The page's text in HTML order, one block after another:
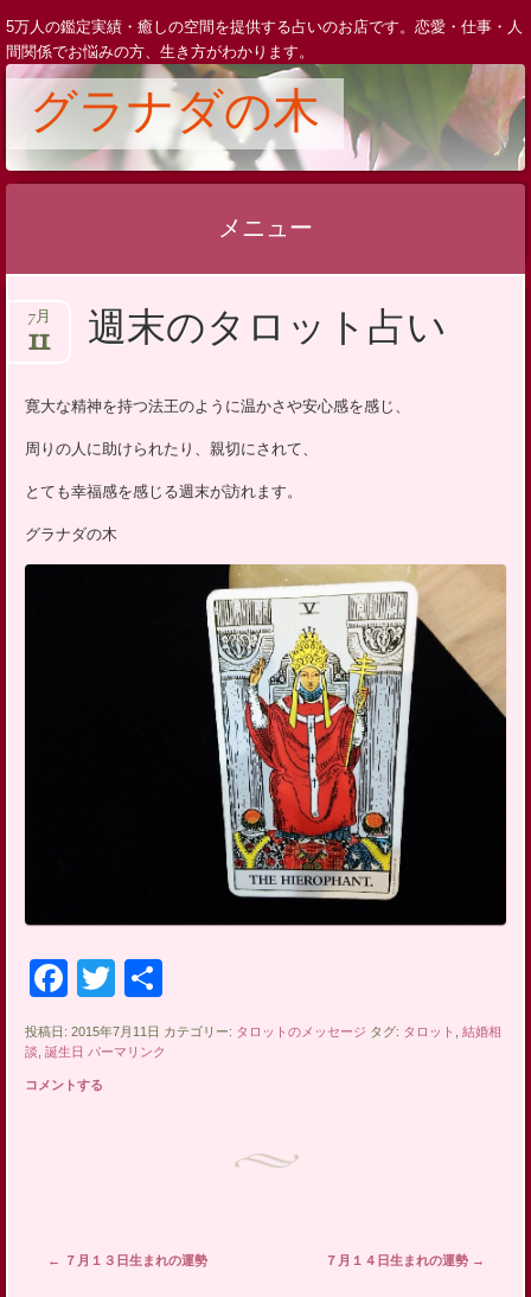
5万人の鑑定実績・癒しの空間を提供する占いのお店です。恋愛・仕事・人
間関係でお悩みの方、生き方がわかります。
グラナダの木
メニュー
ン
ツ
へ
ッ
プ
週末のタロット占い
7月
11
寛大な精神を持つ法王のように温かさや安心感を感じ、
周りの人に助けられたり、親切にされて、
とても幸福感を感じる週末が訪れます。
グラナダの木
Facebook
Twitter
有
投稿日: 2015年7月11日 カテゴリー: タロットのメッセージ タグ: タロット ,結婚相
談 ,誕生日 パーマリンク
コメントする
投稿ナビゲーション
← ７月１３日生まれの運勢 ７月１４日生まれの運勢 →